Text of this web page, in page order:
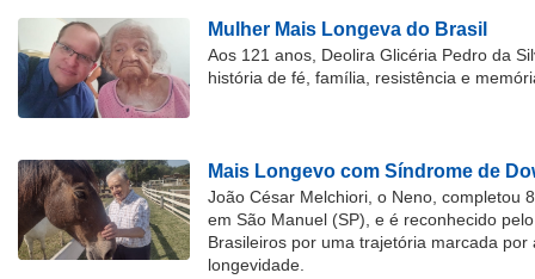
Mulher Mais Longeva do Brasil
Aos 121 anos, Deolira Glicéria Pedro da
história de fé, família, resistência e
Mais Longevo com Síndrome de
João César Melchiori, o Neno, completou
em São Manuel (SP), e é reconhecido
Brasileiros por uma trajetória marcada por
longevidade.